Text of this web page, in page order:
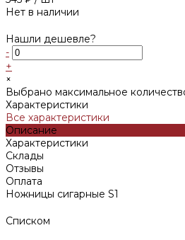
Нет в наличии
Нашли дешевле?
-
+
×
Выбрано максимальное
Характеристики
Все характеристики
Описание
Характеристики
Склады
Отзывы
Оплата
Ножницы сигарные S1
Списком